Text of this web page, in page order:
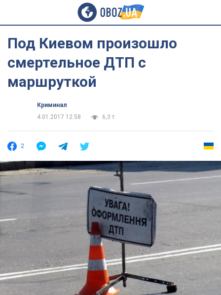
Под Киевом произошло
смертельное ДТП с
маршруткой
Криминал
4.01.2017 12:58
6,3 т.
2